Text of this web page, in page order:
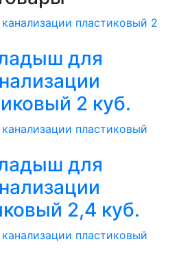
для
2 куб.
для
2,4 куб.